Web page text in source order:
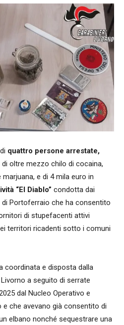
quattro persone arrestate,
oltre mezzo chilo di cocaina,
e di 4 mila euro in
“El Diablo” condotta dai
di Portoferraio che ha consentito
di stupefacenti attivi
territori ricadenti sotto i comuni
coordinata e disposta dalla
a seguito di serrate
dal Nucleo Operativo e
che avevano già consentito di
elbano nonché sequestrare una